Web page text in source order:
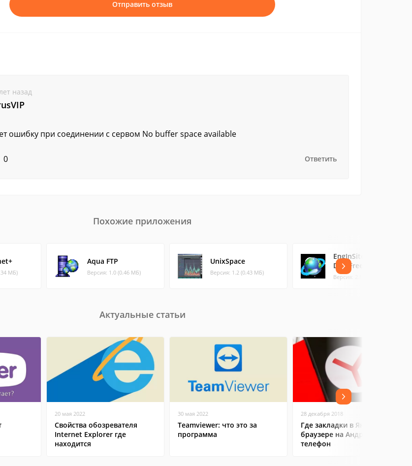
Отправить отзыв
назад
ошибку при соединении с сервом No buffer space available
0 Ответить
Похожие приложения
МБ)
Aqua FTP
Версия: 1.0 (0.46 МБ)
UnixSpace
Версия: 1.2 (0.43 МБ)
EngInSite
DataFreeway
Версия: 2.8.4.23 (2.56 МБ)
Актуальные статьи
20 мая 2022
Свойства обозревателя
Internet Explorer где
находится
30 мая 2022
Teamviewer: что это за
программа
28 декабря 2018
Где закладки в Яндекс
браузере на Андроид
телефон